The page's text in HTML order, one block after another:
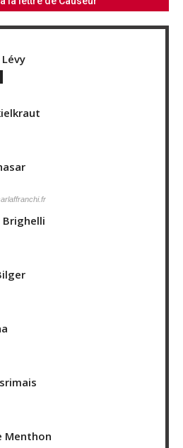
Brighelli
Menthon